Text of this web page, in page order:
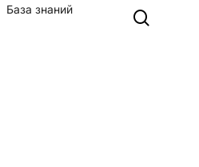
База знаний